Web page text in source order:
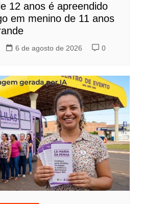
12 anos é apreendido
em menino de 11 anos
6 de agosto de 2026 0